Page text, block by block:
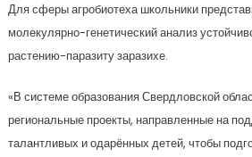
Для сферы агробиотеха школьники
молекулярно-генетический анализ
растению-паразиту заразихе.
«В системе образования Свердловской
региональные проекты, направленные на
талантливых и одарённых детей, чтобы